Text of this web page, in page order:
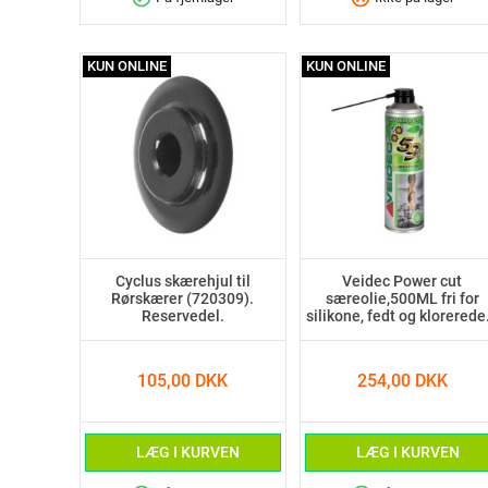
Cyclus skærehjul til
Rørskærer (720309).
Reservedel.
105,00 DKK
LÆG I KURVEN
KUN ONLINE
Veidec Power cut
særeolie,500ML fri for
silikone, fedt og
254,00 DKK
LÆG I KURVEN
KUN ONLINE